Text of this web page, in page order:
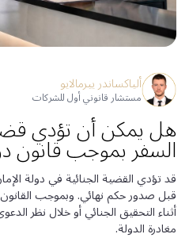
ألياكساندر ييرمالايو
مستشار قانوني أول للشركات
هل يمكن أن تؤدي
السفر بموجب قانون
قد تؤدي القضية الجنائية في دولة
قبل صدور حكم نهائي. وبموجب القانون
أثناء التحقيق الجنائي أو خلال نظر
مغادرة الدولة.